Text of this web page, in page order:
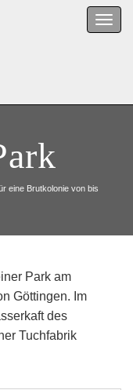
Menu
eine Brutkolonie von bis
Park am
Göttingen. Im
des
Tuchfabrik